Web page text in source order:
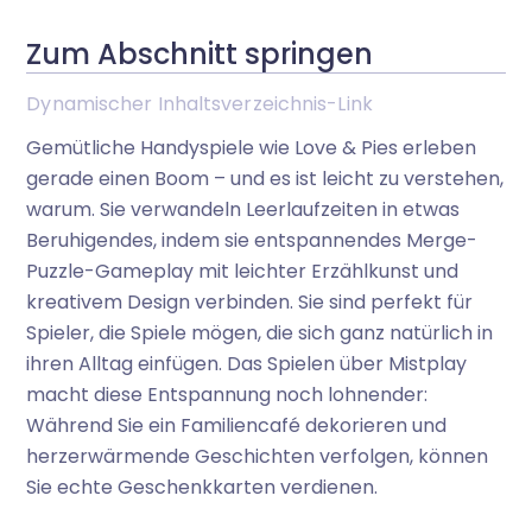
Zum Abschnitt springen
Dynamischer Inhaltsverzeichnis-Link
Gemütliche Handyspiele wie Love & Pies erleben
gerade einen Boom – und es ist leicht zu verstehen,
warum. Sie verwandeln Leerlaufzeiten in etwas
Beruhigendes, indem sie entspannendes Merge-
Puzzle-Gameplay mit leichter Erzählkunst und
kreativem Design verbinden. Sie sind perfekt für
Spieler, die Spiele mögen, die sich ganz natürlich in
ihren Alltag einfügen. Das Spielen über Mistplay
macht diese Entspannung noch lohnender:
Während Sie ein Familiencafé dekorieren und
herzerwärmende Geschichten verfolgen, können
Sie echte Geschenkkarten verdienen.